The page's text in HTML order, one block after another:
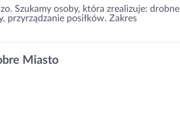
Szukamy osoby, która zrealizuje: drobne
posiłków. Zakres
Miasto